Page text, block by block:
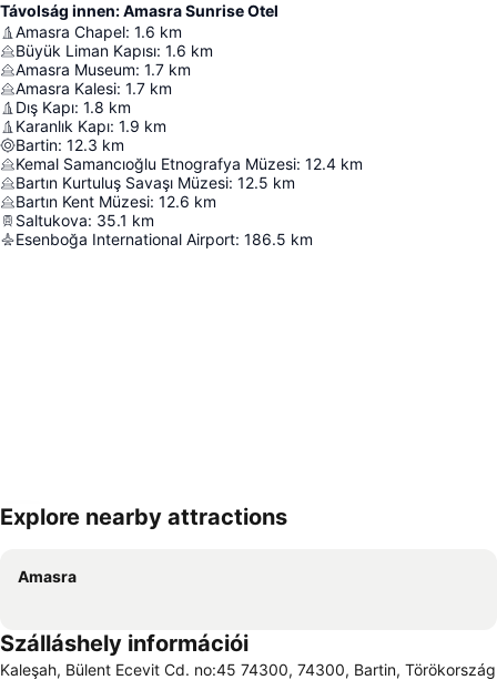
Távolság innen: Amasra Sunrise Otel
Amasra Chapel: 1.6 km
Büyük Liman Kapısı: 1.6 km
Amasra Museum: 1.7 km
Amasra Kalesi: 1.7 km
Dış Kapı: 1.8 km
Karanlık Kapı: 1.9 km
Bartin: 12.3 km
Kemal Samancıoğlu Etnografya Müzesi: 12.4 km
Bartın Kurtuluş Savaşı Müzesi: 12.5 km
Bartın Kent Müzesi: 12.6 km
Saltukova: 35.1 km
Esenboğa International Airport: 186.5 km
Nagy méretű térkép
Explore nearby attractions
Amasra
Szálláshely információi
Kaleşah, Bülent Ecevit Cd. no:45 74300, 74300, Bartin, Törökország